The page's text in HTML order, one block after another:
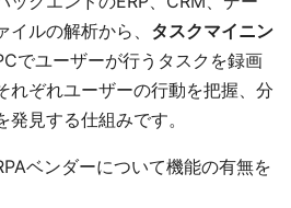
ルの解析から、 タスクマイニン
でユーザーが行うタスクを録画
れぞれユーザーの行動を把握、分
見する仕組みです。
ベンダーについて機能の有無を